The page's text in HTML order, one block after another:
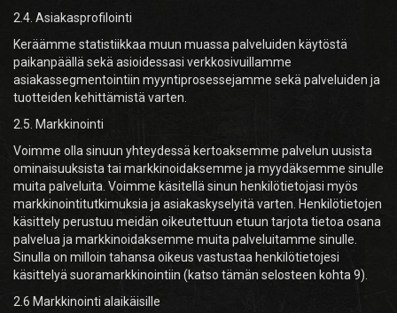
2.4. Asiakasprofilointi
Keräämme statistiikkaa muun muassa palveluiden käytöstä
paikanpäällä sekä asioidessasi verkkosivuillamme
asiakassegmentointiin myyntiprosessejamme sekä palveluiden ja
tuotteiden kehittämistä varten.
2.5. Markkinointi
Voimme olla sinuun yhteydessä kertoaksemme palvelun uusista
ominaisuuksista tai markkinoidaksemme ja myydäksemme sinulle
muita palveluita. Voimme käsitellä sinun henkilötietojasi myös
markkinointitutkimuksia ja asiakaskyselyitä varten. Henkilötietojen
käsittely perustuu meidän oikeutettuun etuun tarjota tietoa osana
palvelua ja markkinoidaksemme muita palveluitamme sinulle.
Sinulla on milloin tahansa oikeus vastustaa henkilötietojesi
käsittelyä suoramarkkinointiin (katso tämän selosteen kohta 9).
2.6 Markkinointi alaikäisille